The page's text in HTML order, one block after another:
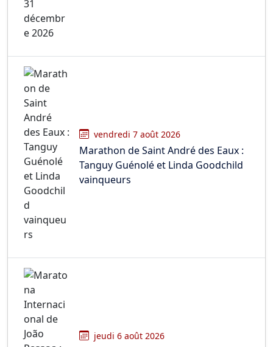
vendredi 7 août 2026
Marathon de Saint André des Eaux :
Tanguy Guénolé et Linda Goodchild
vainqueurs
jeudi 6 août 2026